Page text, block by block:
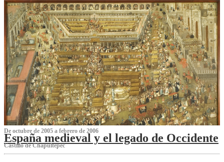
De octubre de 2005 a febrero de 2006
España medieval y el legado de Occidente
Castillo de Chapultepec